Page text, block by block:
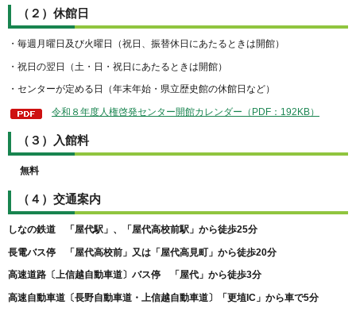
（２）休館日
・毎週月曜日及び火曜日（祝日、振替休日にあたるときは開館）
・祝日の翌日（土・日・祝日にあたるときは開館）
・センターが定める日（年末年始・県立歴史館の休館日など）
令和８年度人権啓発センター開館カレンダー（PDF：192KB）
（３）入館料
無料
（４）交通案内
しなの鉄道 「屋代駅」、「屋代高校前駅」から徒歩25分
長電バス停 「屋代高校前」又は「屋代高見町」から徒歩20分
高速道路〔上信越自動車道〕バス停 「屋代」から徒歩3分
高速自動車道〔長野自動車道・上信越自動車道〕「更埴IC」から車で5分